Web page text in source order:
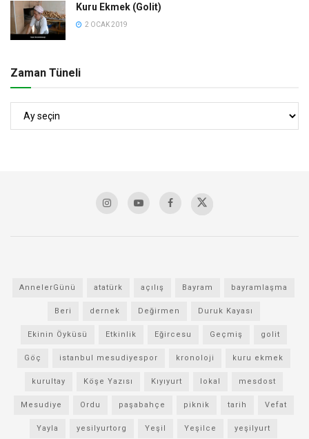
Kuru Ekmek (Golit)
2 OCAK 2019
Zaman Tüneli
Tüneli
AnnelerGünü atatürk açılış Bayram bayramlaşma
Beri dernek Değirmen Duruk Kayası
Ekinin Öyküsü Etkinlik Eğircesu Geçmiş golit
Göç istanbul mesudiyespor kronoloji kuru ekmek
kurultay Köşe Yazısı Kıyıyurt lokal mesdost
Mesudiye Ordu paşabahçe piknik tarih Vefat
Yayla yesilyurtorg Yeşil Yeşilce yeşilyurt